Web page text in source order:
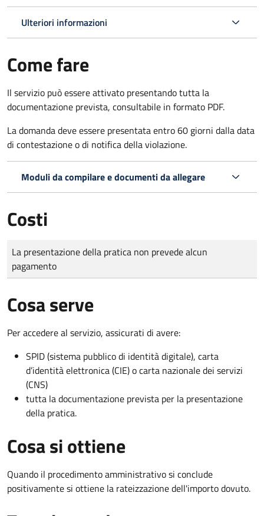
Ulteriori informazioni
Come fare
Il servizio può essere attivato presentando tutta la
documentazione prevista, consultabile in formato PDF.
La domanda deve essere presentata entro 60 giorni dalla data
di contestazione o di notifica della violazione.
Moduli da compilare e documenti da allegare
Costi
Tipo di pagamento
Importo
La presentazione della pratica non prevede alcun
pagamento
Cosa serve
Per accedere al servizio, assicurati di avere:
SPID (sistema pubblico di identità digitale), carta
d’identità elettronica (CIE) o carta nazionale dei servizi
(CNS)
tutta la documentazione prevista per la presentazione
della pratica.
Cosa si ottiene
Quando il procedimento amministrativo si conclude
positivamente si ottiene la rateizzazione dell'importo dovuto.